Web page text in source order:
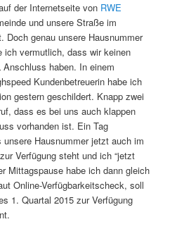
der Internetseite von RWE
und unsere Straße im
Doch genau unsere Hausnummer
ich vermutlich, dass wir keinen
haben. In einem
Kundenbetreuerin habe ich
gestern geschildert. Knapp zwei
dass es bei uns auch klappen
vorhanden ist. Ein Tag
Hausnummer jetzt auch im
Verfügung steht und ich “jetzt
Mittagspause habe ich dann gleich
Online-Verfügbarkeitscheck, soll
1. Quartal 2015 zur Verfügung